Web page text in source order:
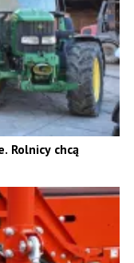
Rolnicy chcą